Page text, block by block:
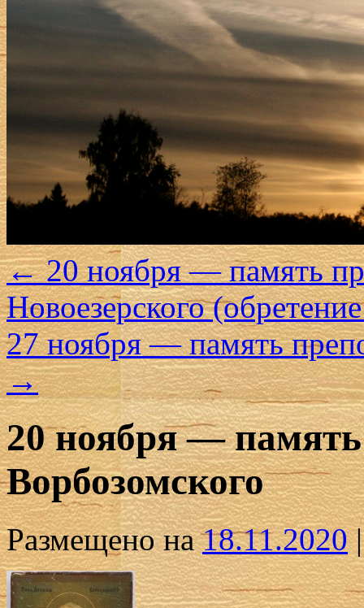
←20 ноября — память
Новоезерского
27 ноября — память
→
20 ноября —
Ворбозомского
Размещено на 18.11.2020 |